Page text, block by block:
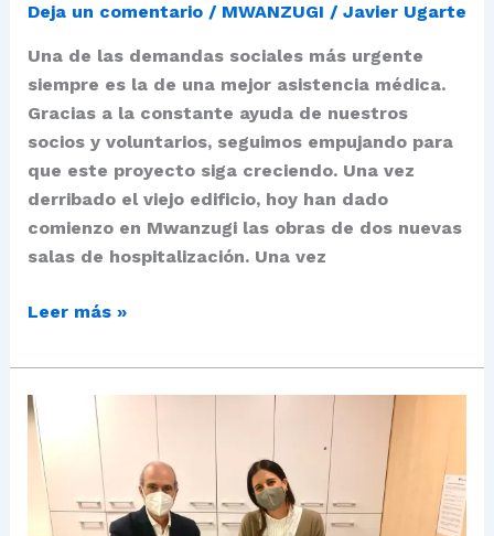
Deja un comentario / MWANZUGI / Javier Ugarte
Una de las demandas sociales más urgente
siempre es la de una mejor asistencia médica.
Gracias a la constante ayuda de nuestros
socios y voluntarios, seguimos empujando para
que este proyecto siga creciendo. Una vez
derribado el viejo edificio, hoy han dado
comienzo en Mwanzugi las obras de dos nuevas
salas de hospitalización. Una vez
Leer más »
Alianza
con
la
Fundación
Soñar